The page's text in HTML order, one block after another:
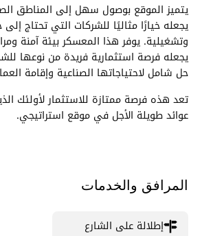
يتميز الموقع بوصول سهل إلى المناطق
يجعله خيارًا مثاليًا للشركات التي تحتاج
وتشغيلية. يوفر هذا المعسكر بيئة آمنة
يجعله فرصة استثمارية فريدة من نوعها
حل شامل لاحتياجاتها الصناعية وإقامة
تعد هذه فرصة ممتازة للاستثمار لأولئك
عوائد طويلة الأجل في موقع استراتيجي.
المرافق والخدمات
إطلالة على الشارع